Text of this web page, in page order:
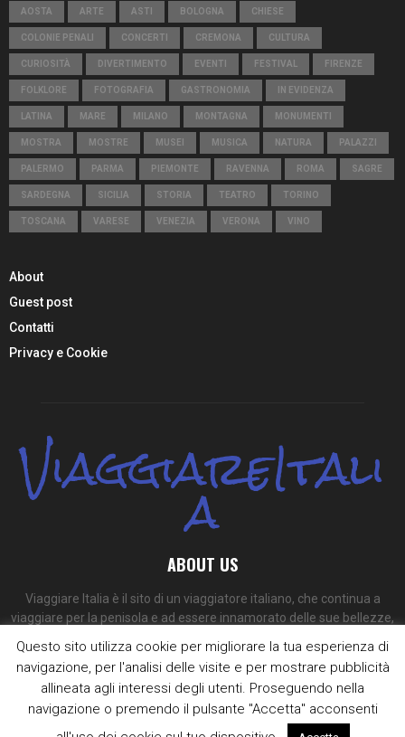
AOSTA ARTE ASTI BOLOGNA CHIESE
COLONIE PENALI CONCERTI CREMONA CULTURA
CURIOSITÀ DIVERTIMENTO EVENTI FESTIVAL FIRENZE
FOLKLORE FOTOGRAFIA GASTRONOMIA IN EVIDENZA
LATINA MARE MILANO MONTAGNA MONUMENTI
MOSTRA MOSTRE MUSEI MUSICA NATURA PALAZZI
PALERMO PARMA PIEMONTE RAVENNA ROMA SAGRE
SARDEGNA SICILIA STORIA TEATRO TORINO
TOSCANA VARESE VENEZIA VERONA VINO
About
Guest post
Contatti
Privacy e Cookie
ViaggiareItali
a
ABOUT US
Viaggiare Italia è il sito di un viaggiatore italiano, che continua a
viaggiare per la penisola e ad essere innamorato delle sue bellezze,
Contact us:redazione@viaggiare-italia.com
Questo sito utilizza cookie per migliorare la tua esperienza di
navigazione, per l'analisi delle visite e per mostrare pubblicità
allineata agli interessi degli utenti. Proseguendo nella
navigazione o premendo il pulsante "Accetta" acconsenti